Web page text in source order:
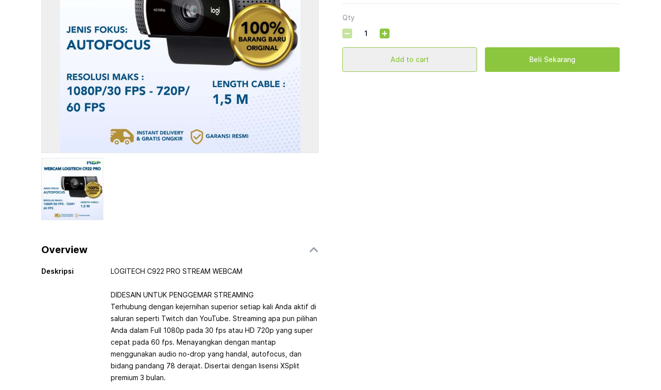
Overview
Deskripsi LOGITECH C922 PRO STREAM WEBCAM
DIDESAIN UNTUK PENGGEMAR STREAMING
Terhubung dengan kejernihan superior setiap kali Anda aktif di
saluran seperti Twitch dan YouTube. Streaming apa pun pilihan
Anda dalam Full 1080p pada 30 fps atau HD 720p yang super
cepat pada 60 fps. Menayangkan dengan mantap
menggunakan audio no-drop yang handal, autofocus, dan
bidang pandang 78 derajat. Disertai dengan lisensi XSplit
premium 3 bulan.
Qty
Add to cart Beli Sekarang